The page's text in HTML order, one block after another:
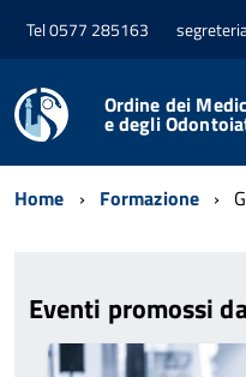
Tel 0577 285163
Ordine dei
e degli
Home Formazione
Eventi promossi